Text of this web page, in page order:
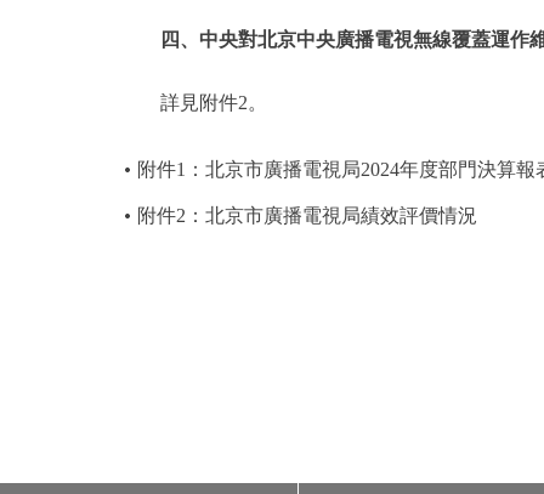
四、中央對北京中央廣播電視無線覆蓋運作
詳見附件2。
附件1：北京市廣播電視局2024年度部門決算報
附件2：北京市廣播電視局績效評價情況